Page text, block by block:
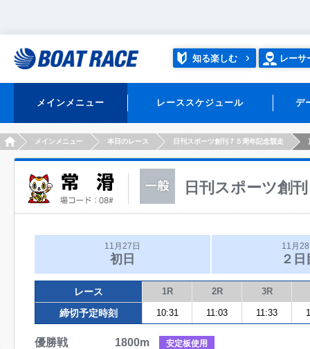
知る楽しむ レーサ
メインメニュー レーススケジュール デ
HOMEメインメニュー 本日のレース 日刊スポーツ創刊７５周年記念競走
日刊スポーツ創
11月27日
初日
11月
２日
レース 1R 2R 3R
締切予定時刻 10:31 11:03 11:33
優勝戦 1800m 安定板使用